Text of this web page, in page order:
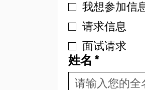
我想参加信
请求信息
面试请求
姓名 *